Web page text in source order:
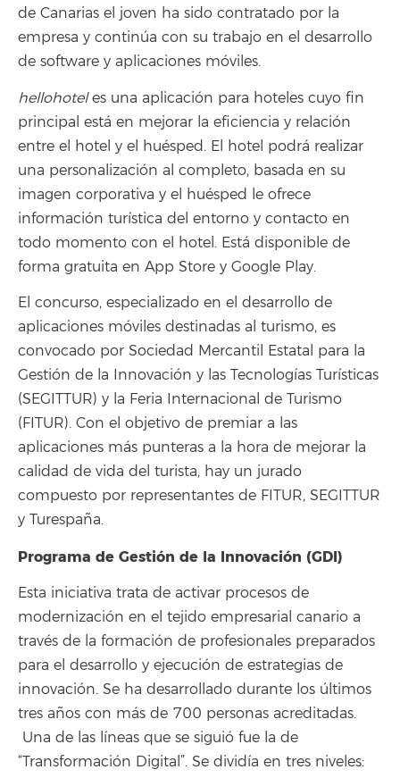
de Canarias el joven ha sido contratado por la
empresa y continúa con su trabajo en el desarrollo
de software y aplicaciones móviles.
hellohoteles una aplicación para hoteles cuyo fin
principal está en mejorar la eficiencia y relación
entre el hotel y el huésped. El hotel podrá realizar
una personalización al completo, basada en su
imagen corporativa y el huésped le ofrece
información turística del entorno y contacto en
todo momento con el hotel. Está disponible de
forma gratuita en App Store y Google Play.
El concurso, especializado en el desarrollo de
aplicaciones móviles destinadas al turismo, es
convocado por Sociedad Mercantil Estatal para la
Gestión de la Innovación y las Tecnologías Turísticas
(SEGITTUR) y la Feria Internacional de Turismo
(FITUR). Con el objetivo de premiar a las
aplicaciones más punteras a la hora de mejorar la
calidad de vida del turista, hay un jurado
compuesto por representantes de FITUR, SEGITTUR
y Turespaña.
Programa de Gestión de la Innovación (GDI)
Esta iniciativa trata de activar procesos de
modernización en el tejido empresarial canario a
través de la formación de profesionales preparados
para el desarrollo y ejecución de estrategias de
innovación. Se ha desarrollado durante los últimos
tres años con más de 700 personas acreditadas.
Una de las líneas que se siguió fue la de
“Transformación Digital”. Se dividía en tres niveles: